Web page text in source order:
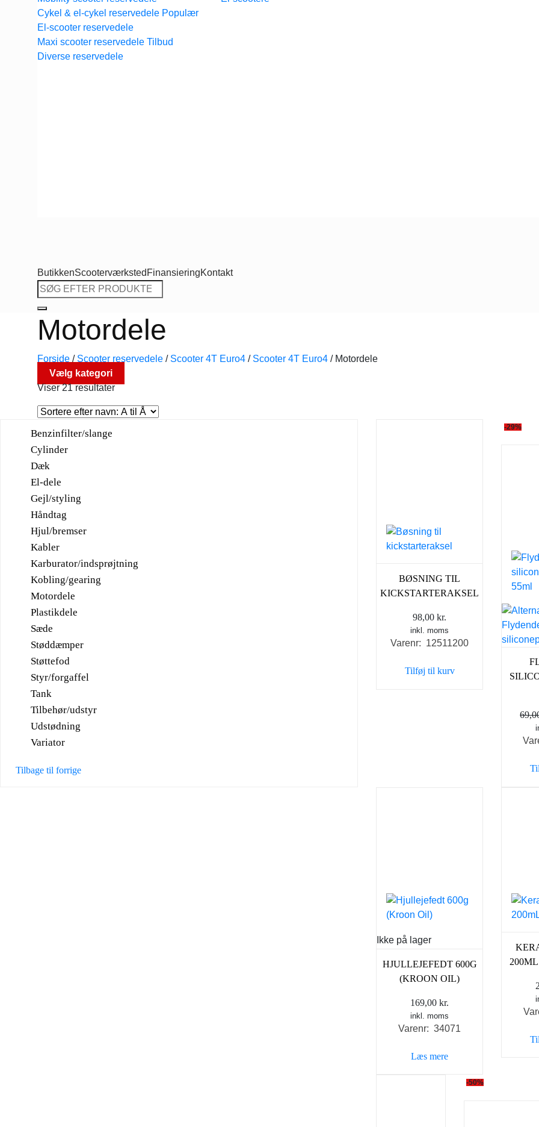
Cykel & el-cykel reservedele
El-scooter reservedele
Maxi scooter reservedele
Diverse reservedele
ButikkenScooterværksted FinansieringKontakt
Søg
efter:
Motordele
Forside / Scooter reservedele / Scooter 4T Euro4 / Scooter 4T Euro4 /Motordele
Vælg kategori
Viser 21 resultater
Benzinfilter/slange
Cylinder
Dæk
El-dele
Gejl/styling
Håndtag
Hjul/bremser
Kabler
Karburator/indsprøjtning
Kobling/gearing
Motordele
Plastikdele
Sæde
Støddæmper
Støttefod
Styr/forgaffel
Tank
Tilbehør/udstyr
Udstødning
Variator
Tilbage til forrige
BØSNING TIL
KICKSTARTERAKSEL
98,00kr.
inkl. moms
Varenr: 12511200
Tilføj til kurv
-29%
Ikke på lager
HJULLEJEFEDT 600G
(KROON OIL)
169,00kr.
inkl. moms
Varenr: 34071
Læs mere
-50%